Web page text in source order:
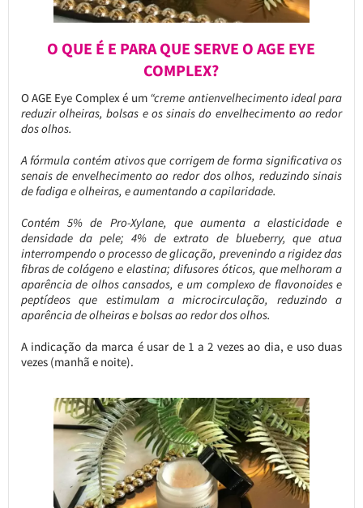
O QUE É E PARA QUE SERVE O AGE EYE
COMPLEX?
O AGE Eye Complex é um “creme antienvelhecimento ideal para
reduzir olheiras, bolsas e os sinais do envelhecimento ao redor
dos olhos.
A fórmula contém ativos que corrigem de forma significativa os
senais de envelhecimento ao redor dos olhos, reduzindo sinais
de fadiga e olheiras, e aumentando a capilaridade.
Contém 5% de Pro-Xylane, que aumenta a elasticidade e
densidade da pele; 4% de extrato de blueberry, que atua
interrompendo o processo de glicação, prevenindo a rigidez das
fibras de colágeno e elastina; difusores óticos, que melhoram a
aparência de olhos cansados, e um complexo de flavonoides e
peptídeos que estimulam a microcirculação, reduzindo a
aparência de olheiras e bolsas ao redor dos olhos.
A indicação da marca é usar de 1 a 2 vezes ao dia, e uso duas
vezes (manhã e noite).